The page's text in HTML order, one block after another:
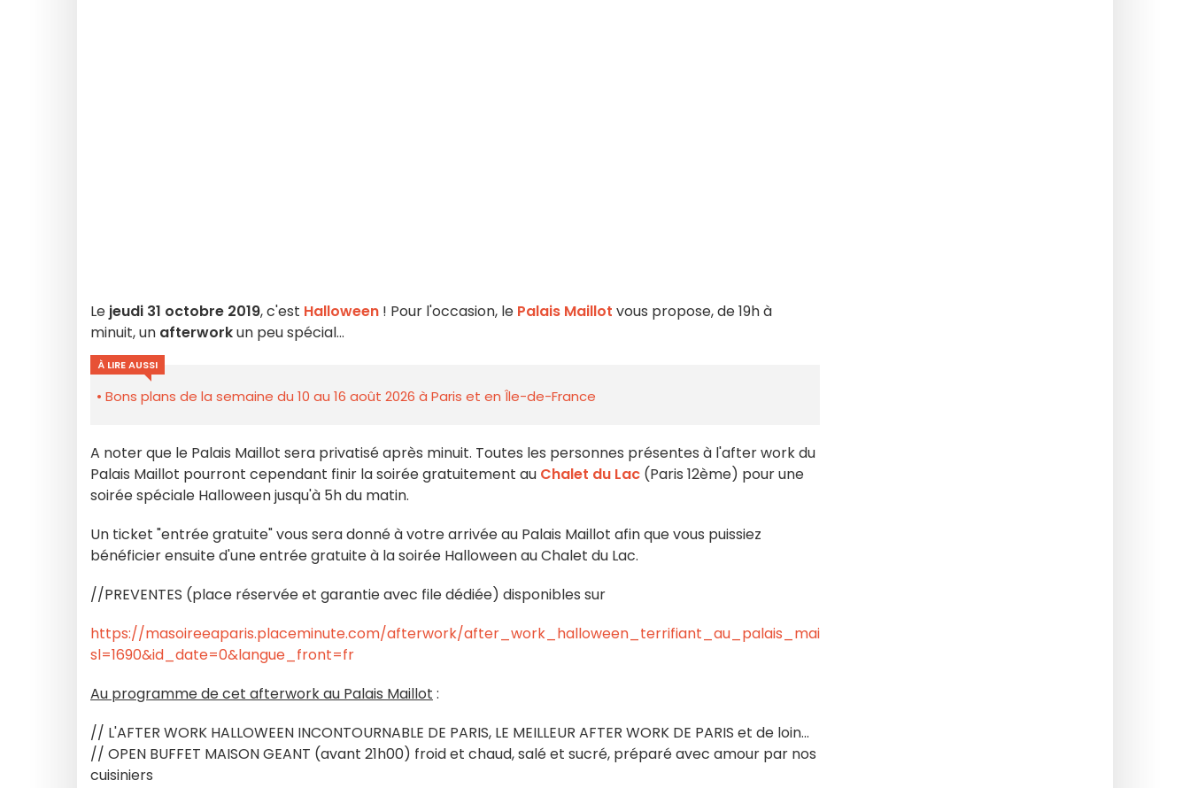
Le jeudi 31 octobre 2019, c'est Halloween ! Pour l'occasion, le Palais Maillot vous propose, de 19h à
minuit, un afterworkun peu spécial...
À LIRE AUSSI
Bons plans de la semaine du 10 au 16 août 2026 à Paris et en Île-de-France
A noter que le Palais Maillot sera privatisé après minuit. Toutes les personnes présentes à l'after work du
Palais Maillot pourront cependant finir la soirée gratuitement au Chalet du Lac (Paris 12ème) pour une
soirée spéciale Halloween jusqu'à 5h du matin.
Un ticket "entrée gratuite" vous sera donné à votre arrivée au Palais Maillot afin que vous puissiez
bénéficier ensuite d'une entrée gratuite à la soirée Halloween au Chalet du Lac.
//PREVENTES (place réservée et garantie avec file dédiée) disponibles sur
https://masoireeaparis.placeminute.com/afterwork/after_work_halloween_terrifiant_au_palais_maillot,1,31929.html?
sl=1690&id_date=0&langue_front=fr
Au programme de cet afterwork au Palais Maillot :
// L'AFTER WORK HALLOWEEN INCONTOURNABLE DE PARIS, LE MEILLEUR AFTER WORK DE PARIS et de loin...
// OPEN BUFFET MAISON GEANT (avant 21h00) froid et chaud, salé et sucré, préparé avec amour par nos
cuisiniers